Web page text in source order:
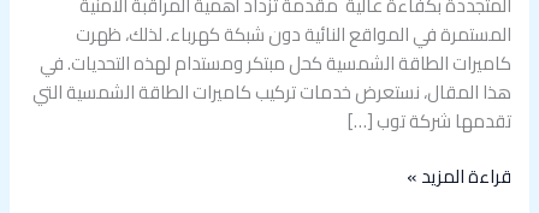
المستمرة في المواقع النائية دون شبكة كهرباء. لذلك، ظهرت
كاميرات الطاقة الشمسية كحل مبتكر ومستدام لهذه التحديات. في
هذا المقال، نستعرض خدمات تركيب كاميرات الطاقة الشمسية التي
تقدمها شركة توب […]
قراءة المزيد »